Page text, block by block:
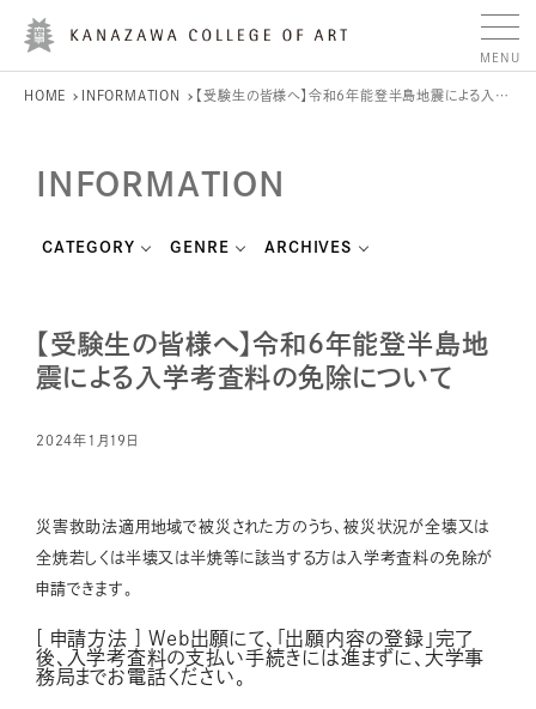
HOME INFORMATION 【受験生の皆様へ】令和6年能登半島地震による入学考査料の免除について
INFORMATION
CATEGORY GENRE ARCHIVES
【受験生の皆様へ】令和6年能登半島地
震による入学考査料の免除について
2024年1月19日
災害救助法適用地域で被災された方のうち、被災状況が全壊又は
全焼若しくは半壊又は半焼等に該当する方は入学考査料の免除が
申請できます。
[ 申請方法 ] Web出願にて、「出願内容の登録」完了
後、入学考査料の支払い手続きには進まずに、大学事
務局までお電話ください。